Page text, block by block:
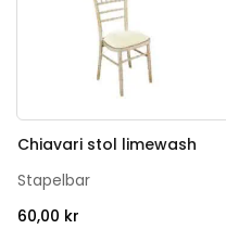
Chiavari stol limewash
Stapelbar
60,00 kr